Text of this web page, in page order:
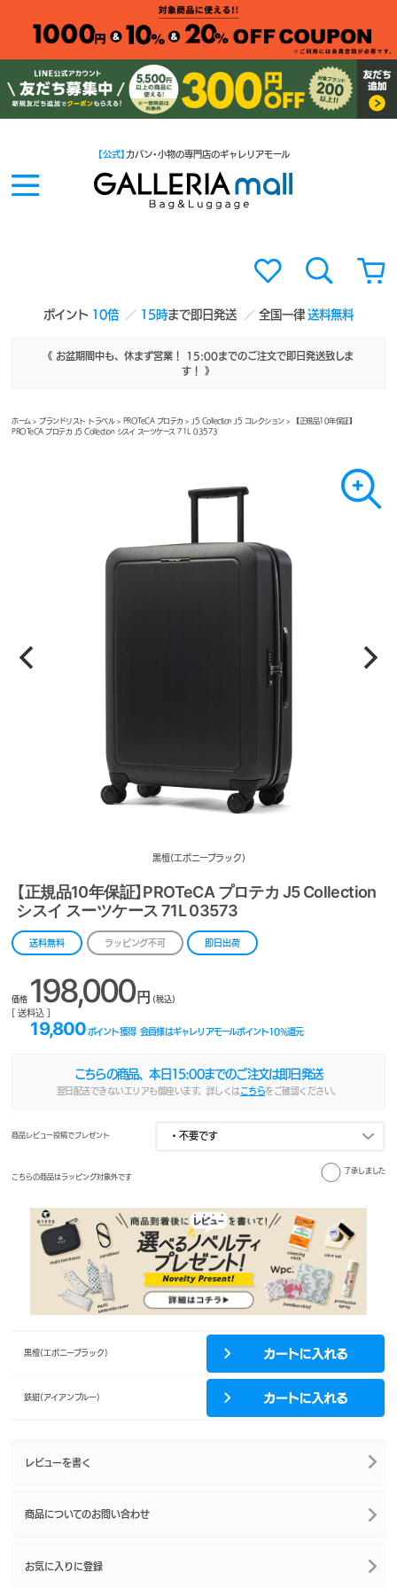
ポイント 10倍 15時まで即日発送 全国一律送料無料
【公式】 カバン・小物の専門店のギャレリアモール
《 お盆期間中も、休まず営業！ 15:00までのご注文で即日発送致しま
す！ 》
ホーム >ブランドリスト トラベル> PROTeCA プロテカ > J5 Collection J5 コレクション> 【正規品10年保証】
PROTeCA プロテカ J5 Collection シスイ スーツケース 71L 03573
黒檀(エボニーブラック)
【正規品10年保証】PROTeCA プロテカ J5 Collection
シスイ スーツケース 71L 03573
送料無料 ラッピング不可 即日出荷
価格 198,000円 (税込)
[ 送料込 ]
19,800 ポイント獲得 会員様はギャレリアモールポイント10%還元
こちらの商品、本日 15:00までのご注文は即日発送
翌日配送できないエリアも御座います。詳しくは こちらをご確認ください。
商品レビュー投稿でプレゼント
こちらの商品はラッピング対象外です
了承しました
黒檀(エボニーブラック)
鉄紺(アイアンブルー)
レビューを書く
商品についてのお問い合わせ
お気に入りに登録